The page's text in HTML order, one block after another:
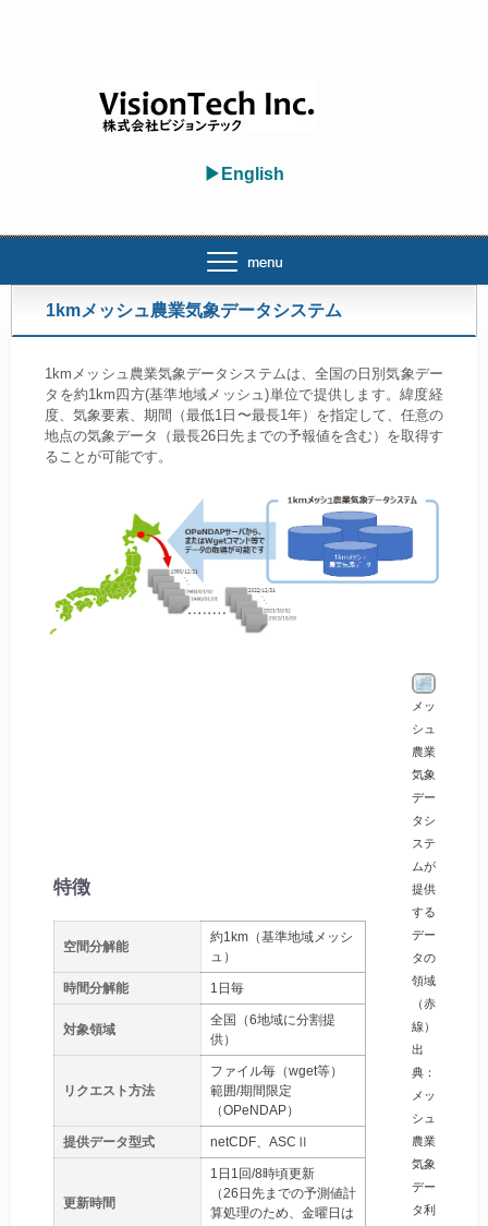
▶English
1kmメッシュ農業気象データシステム
1kmメッシュ農業気象データシステムは、全国の日別気象デー
タを約1km四方(基準地域メッシュ)単位で提供します。緯度経
度、気象要素、期間（最低1日〜最長1年）を指定して、任意の
地点の気象データ（最長26日先までの予報値を含む）を取得す
ることが可能です。
特徴
空間分解能
約1km（基準地域メッシ
ュ）
時間分解能 1日毎
対象領域
全国（6地域に分割提
供）
リクエスト方法
ファイル毎（wget等）
範囲/期間限定
（OPeNDAP）
提供データ型式 netCDF、ASCⅡ
更新時間
1日1回/8時頃更新
（26日先までの予測値計
算処理のため、金曜日は
メッ
シュ
農業
気象
デー
タシ
ステ
ムが
提供
する
デー
タの
領域
（赤
線）
出
典：
メッ
シュ
農業
気象
デー
タ利